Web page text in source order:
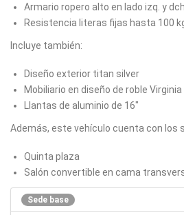
Armario ropero alto en lado izq. y
Resistencia literas fijas hasta 100
Incluye también:
Diseño exterior titan silver
Mobiliario en diseño de roble
Llantas de aluminio de 16"
Además, este vehículo cuenta con los
Quinta plaza
Salón convertible en cama
Sede base